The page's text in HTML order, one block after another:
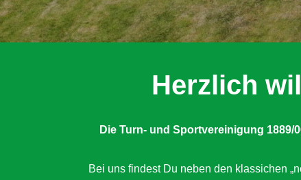
Herzlich
Die Turn- und Sportvereinigung 1889/
Bei uns findest Du neben den klassichen